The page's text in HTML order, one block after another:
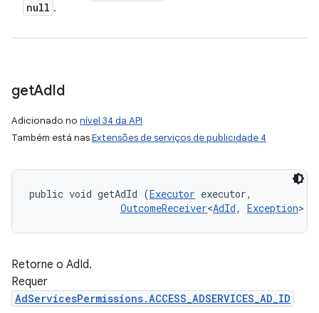
null .
getAdId
Adicionado no nível 34 da API
Também está nasExtensões de serviços de publicidade 4
public void getAdId (Executor executor,
OutcomeReceiver<AdId, Exception>
Retorne o AdId.
Requer
AdServicesPermissions.ACCESS_ADSERVICES_AD_ID